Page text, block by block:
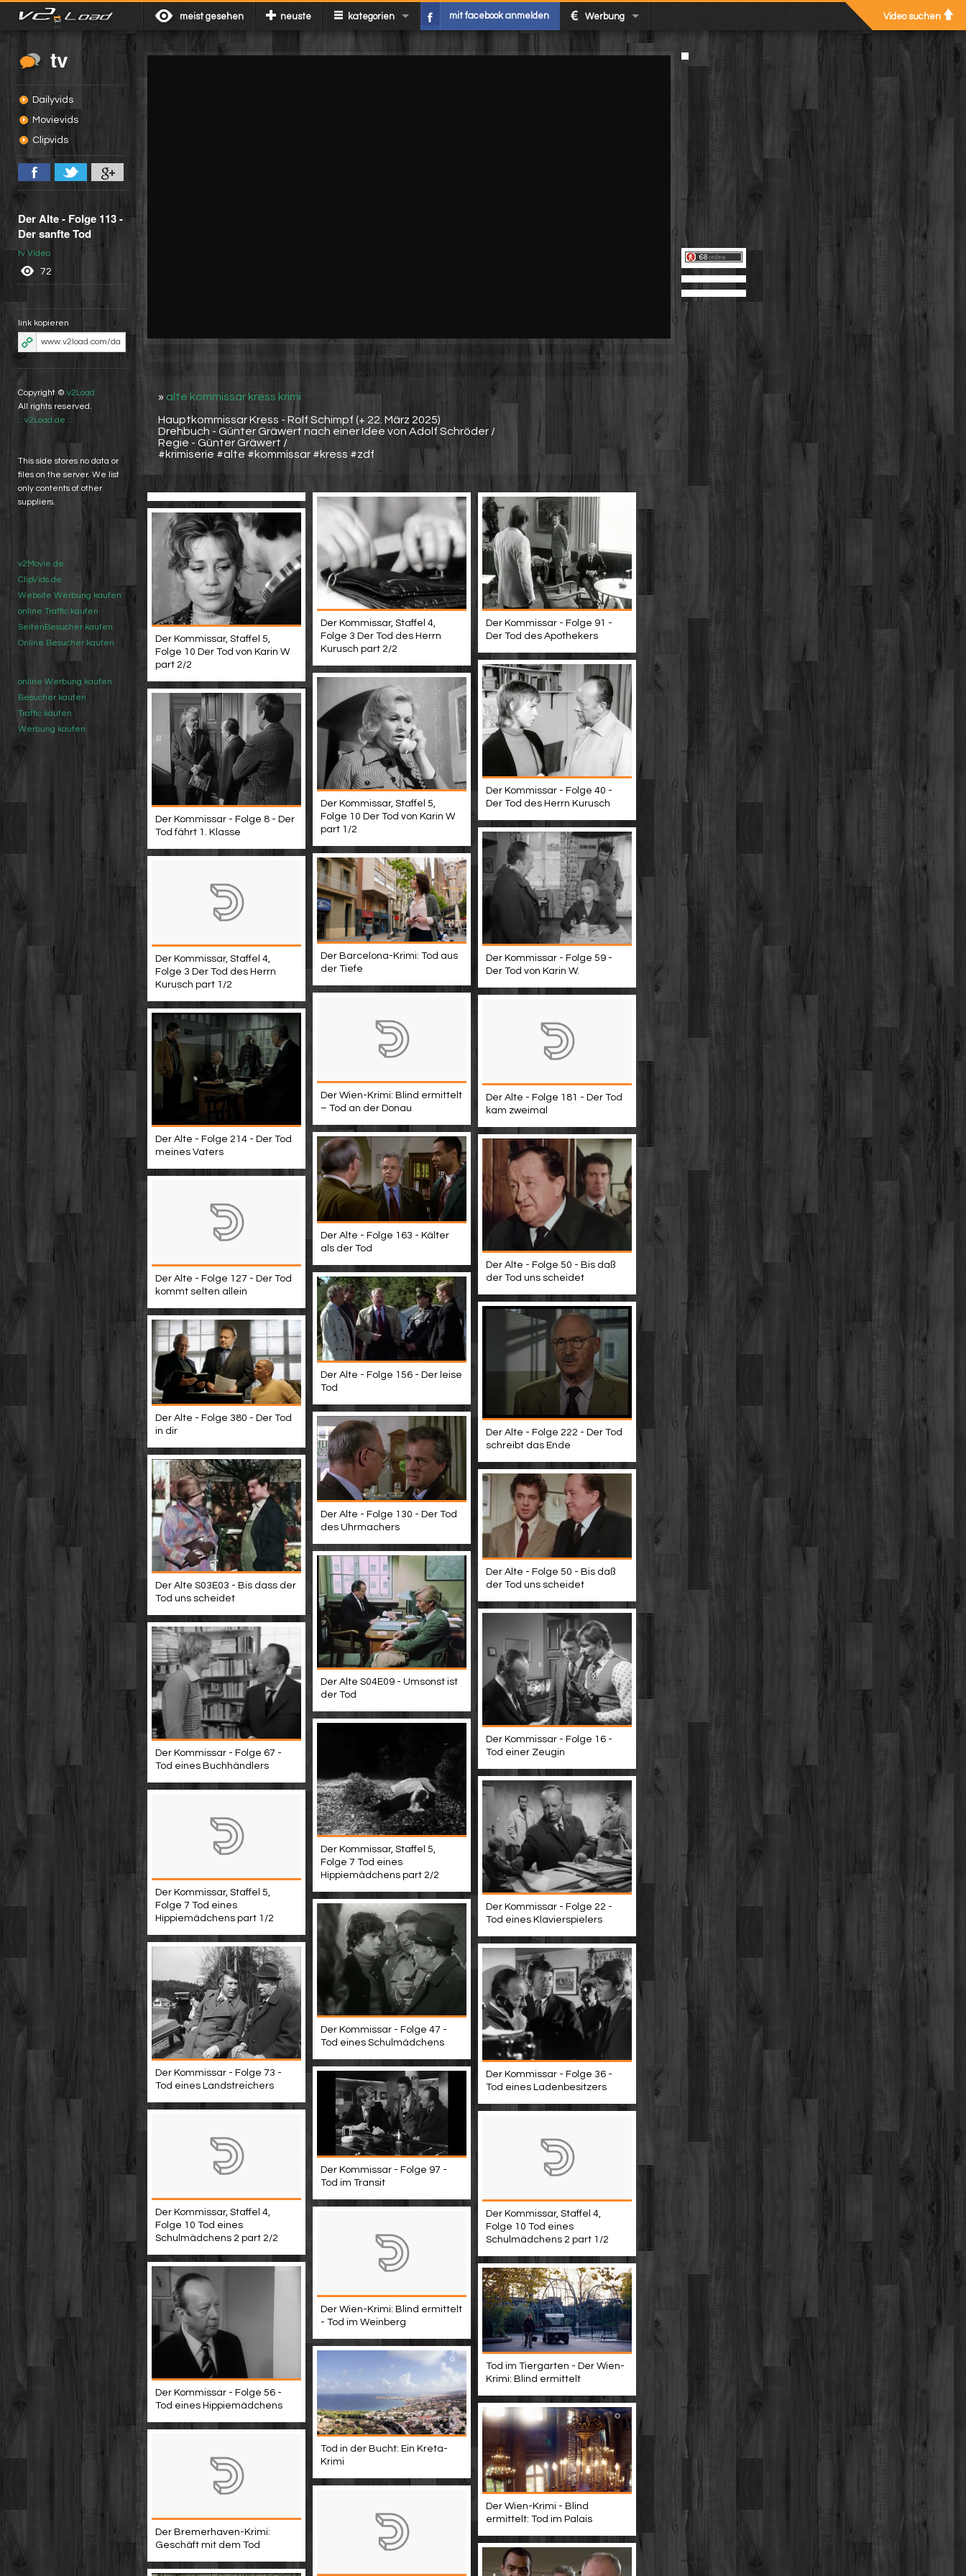
meist gesehen neuste kategorien mit facebook anmelden Werbung Video suchen
tv
Dailyvids
Movievids
Clipvids
Der Alte - Folge 113 -
Der sanfte Tod
tv Video
72
link kopieren
Copyright © v2Load
All rights reserved.
:: v2Load.de ::
This side stores no data or
files on the server. We list
only contents of other
suppliers.
v2Movie.de
ClipVids.de
Website Werbung kaufen
online Traffic kaufen
SeitenBesucher kaufen
Online Besucher kaufen
online Werbung kaufen
Besucher kaufen
Traffic kaufen
Werbung kaufen
» alte kommissar kress krimi
Hauptkommissar Kress - Rolf Schimpf (+ 22. März 2025)
Drehbuch - Günter Gräwert nach einer Idee von Adolf Schröder /
Regie - Günter Gräwert /
#krimiserie #alte #kommissar #kress #zdf
Der Kommissar, Staffel 4,
Folge 3 Der Tod des Herrn
Kurusch part 2/2
Der Kommissar - Folge 91 -
Der Tod des Apothekers
Der Kommissar, Staffel 5,
Folge 10 Der Tod von Karin W
part 2/2
Der Kommissar - Folge 40 -
Der Tod des Herrn Kurusch
Der Kommissar, Staffel 5,
Folge 10 Der Tod von Karin W
part 1/2
Der Kommissar - Folge 8 - Der
Tod fährt 1. Klasse
Der Kommissar - Folge 59 -
Der Tod von Karin W.
Der Barcelona-Krimi: Tod aus
der Tiefe
Der Kommissar, Staffel 4,
Folge 3 Der Tod des Herrn
Kurusch part 1/2
Der Wien-Krimi: Blind ermittelt
– Tod an der Donau
Der Alte - Folge 181 - Der Tod
kam zweimal
Der Alte - Folge 214 - Der Tod
meines Vaters
Der Alte - Folge 163 - Kälter
als der Tod
Der Alte - Folge 50 - Bis daß
der Tod uns scheidet
Der Alte - Folge 127 - Der Tod
kommt selten allein
Der Alte - Folge 156 - Der leise
Tod
Der Alte - Folge 222 - Der Tod
schreibt das Ende
Der Alte - Folge 380 - Der Tod
in dir
Der Alte - Folge 130 - Der Tod
des Uhrmachers
Der Alte S03E03 - Bis dass der
Tod uns scheidet
Der Alte - Folge 50 - Bis daß
der Tod uns scheidet
Der Alte S04E09 - Umsonst ist
der Tod
Der Kommissar - Folge 16 -
Tod einer Zeugin
Der Kommissar - Folge 67 -
Tod eines Buchhändlers
Der Kommissar, Staffel 5,
Folge 7 Tod eines
Hippiemädchens part 2/2
Der Kommissar - Folge 22 -
Tod eines Klavierspielers
Der Kommissar, Staffel 5,
Folge 7 Tod eines
Hippiemädchens part 1/2
Der Kommissar - Folge 47 -
Tod eines Schulmädchens
Der Kommissar - Folge 73 -
Tod eines Landstreichers
Der Kommissar - Folge 36 -
Tod eines Ladenbesitzers
Der Kommissar - Folge 97 -
Tod im Transit
Der Kommissar, Staffel 4,
Folge 10 Tod eines
Schulmädchens 2 part 2/2
Der Kommissar, Staffel 4,
Folge 10 Tod eines
Schulmädchens 2 part 1/2
Der Wien-Krimi: Blind ermittelt
- Tod im Weinberg
Der Kommissar - Folge 56 -
Tod eines Hippiemädchens
Tod im Tiergarten - Der Wien-
Krimi: Blind ermittelt
Tod in der Bucht: Ein Kreta-
Krimi
Der Wien-Krimi - Blind
ermittelt: Tod im Palais
Der Bremerhaven-Krimi:
Geschäft mit dem Tod